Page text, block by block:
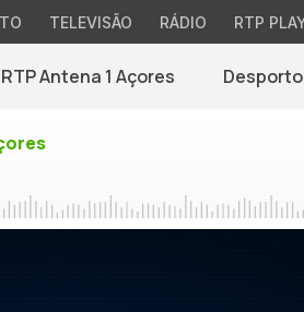
TELEVISÃO RÁDIO RTP
RTP Antena 1 Açores Desporto